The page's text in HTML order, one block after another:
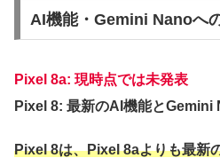
AI機能・Gemini Nanoへ
Pixel 8a: 現時点では未発表
Pixel 8: 最新のAI機能とGemini
Pixel 8は、Pixel 8aよりも最新